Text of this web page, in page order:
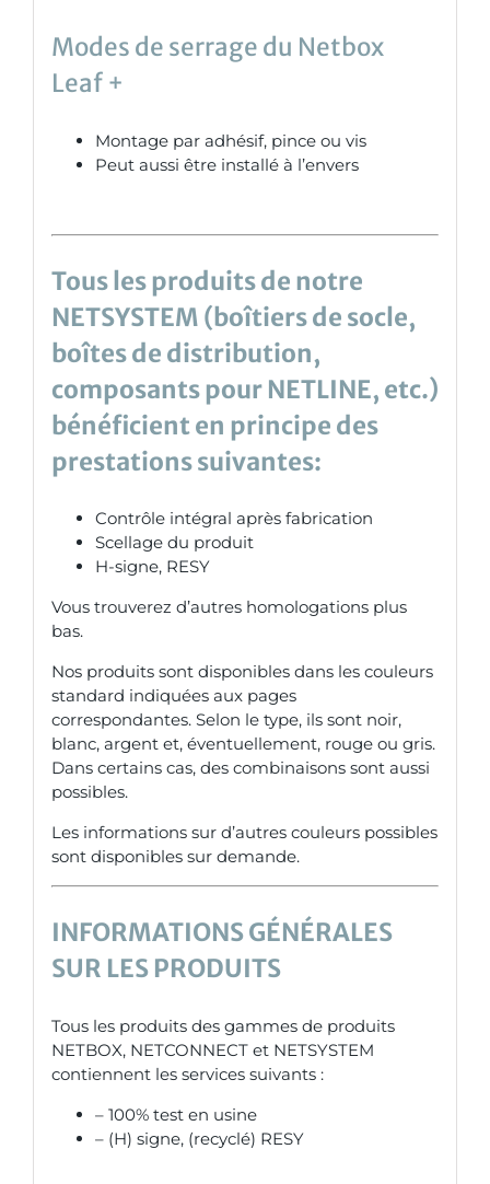
Modes de serrage du Netbox
Leaf +
Montage par adhésif, pince ou vis
Peut aussi être installé à l’envers
Tous les produits de notre
NETSYSTEM (boîtiers de socle,
boîtes de distribution,
composants pour NETLINE, etc.)
bénéficient en principe des
prestations suivantes:
Contrôle intégral après fabrication
Scellage du produit
H-signe, RESY
Vous trouverez d’autres homologations plus
bas.
Nos produits sont disponibles dans les couleurs
standard indiquées aux pages
correspondantes. Selon le type, ils sont noir,
blanc, argent et, éventuellement, rouge ou gris.
Dans certains cas, des combinaisons sont aussi
possibles.
Les informations sur d’autres couleurs possibles
sont disponibles sur demande.
INFORMATIONS GÉNÉRALES
SUR LES PRODUITS
Tous les produits des gammes de produits
NETBOX, NETCONNECT et NETSYSTEM
contiennent les services suivants :
– 100% test en usine
– (H) signe, (recyclé) RESY